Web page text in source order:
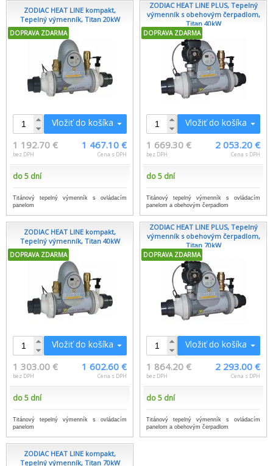
ZODIAC HEAT LINE kompakt,
Tepelný výmenník, Titan 20kW
DOPRAVA ZDARMA
Vložiť do košíka
1 192.70 €
bez DPH
1 467.10 €
Cena s DPH
do 5 dní
Titánový tepelný výmenník s ovládacím
panelom
ZODIAC HEAT LINE PLUS, Tepelný
výmenník s obehovým čerpadlom,
Titan 40kW
DOPRAVA ZDARMA
Vložiť do košíka
1 669.30 €
bez DPH
2 053.20 €
Cena s DPH
do 5 dní
Titánový tepelný výmenník s ovládacím
panelom a obehovým čerpadlom
ZODIAC HEAT LINE kompakt,
Tepelný výmenník, Titan 40kW
DOPRAVA ZDARMA
Vložiť do košíka
1 303.00 €
bez DPH
1 602.60 €
Cena s DPH
do 5 dní
Titánový tepelný výmenník s ovládacím
panelom
ZODIAC HEAT LINE PLUS, Tepelný
výmenník s obehovým čerpadlom,
Titan 70kW
DOPRAVA ZDARMA
Vložiť do košíka
1 864.20 €
bez DPH
2 293.00 €
Cena s DPH
do 5 dní
Titánový tepelný výmenník s ovládacím
panelom a obehovým čerpadlom
ZODIAC HEAT LINE kompakt,
Tepelný výmenník, Titan 70kW